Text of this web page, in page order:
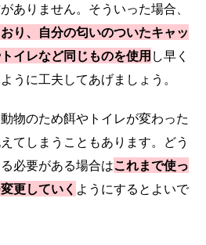
ありません。そういった場合、
り、自分の匂いのついたキャッ
イレなど同じものを使用 し早く
うに工夫してあげましょう。
物のため餌やトイレが変わった
てしまうこともあります。どう
必要がある場合はこれまで使っ
更していく ようにするとよいで